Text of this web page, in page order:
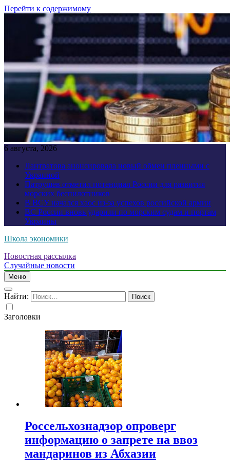
Перейти к содержимому
6 августа, 2026
Лантратова анонсировала новый обмен пленными с
Украиной
Патрушев отметил потенциал России для развития
морских беспилотников
В ВСУ начался хаос из-за успехов российской армии
ВС России вновь ударили по морским судам и портам
Украины
Школа экономики
Новостная рассылка
Случайные новости
Меню
Найти:
Заголовки
Россельхознадзор опроверг
информацию о запрете на ввоз
мандаринов из Абхазии